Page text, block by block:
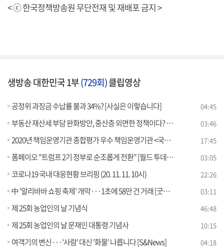
< ⓒ 한국정책방송원 무단전재 및 재배포 금지 >
생방송 대한민국 1부(729회)클립영상
공정위 과징금 수납률 불과 34%? [사실은 이렇습니다] 04:45
부동산 재산세 부담 완화방안, 중산층 외면한 정책이다? [사실은 이렇습니다] 03:46
2020년 책임운영기관 종합평가 우수 책임운영기관 <국립국제교육원> 17:45
폼페이오 "트럼프 2기 정부로 순조롭게 전환" [월드 투데이] 03:05
코로나19 국내 대응현황 브리핑 (20. 11. 11. 10시) 22:26
中 '알리바바 쇼핑 축제' 개막···1초에 58만 건 거래 [굿모닝 해외토픽] 03:11
제 25회 농업인의 날 기념식 46:48
제 25회 농업인의 날 문재인 대통령 기념사 10:15
여객기의 변신···'사람' 대신 '화물' 나릅니다 [S&News] 04:18